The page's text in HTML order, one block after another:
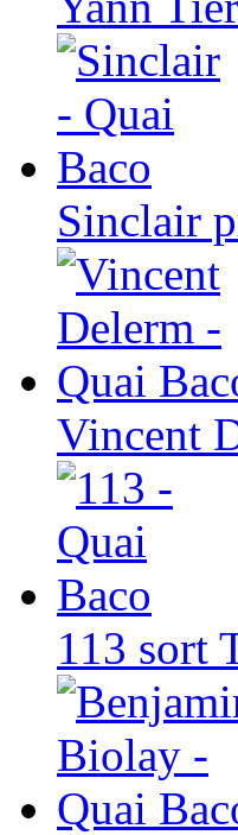
Sinclair
Vincent
113 sort